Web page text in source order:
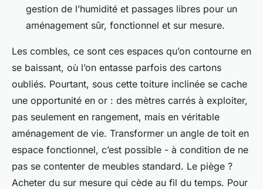
gestion de l’humidité et passages libres pour un
aménagement sûr, fonctionnel et sur mesure.
Les combles, ce sont ces espaces qu’on contourne en
se baissant, où l’on entasse parfois des cartons
oubliés. Pourtant, sous cette toiture inclinée se cache
une opportunité en or : des mètres carrés à exploiter,
pas seulement en rangement, mais en véritable
aménagement de vie. Transformer un angle de toit en
espace fonctionnel, c’est possible - à condition de ne
pas se contenter de meubles standard. Le piège ?
Acheter du sur mesure qui cède au fil du temps. Pour